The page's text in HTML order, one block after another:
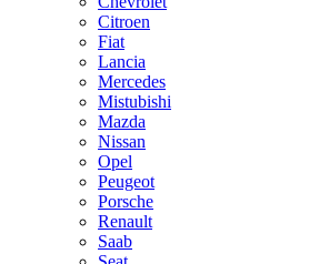
Citroen
Fiat
Lancia
Mercedes
Mistubishi
Mazda
Nissan
Opel
Peugeot
Porsche
Renault
Saab